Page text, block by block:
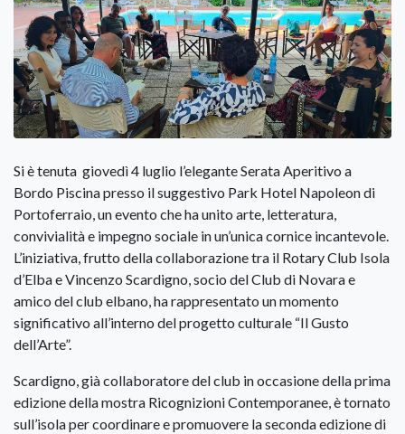
Si è tenuta giovedì 4 luglio l’elegante Serata Aperitivo a
Bordo Piscina presso il suggestivo Park Hotel Napoleon di
Portoferraio, un evento che ha unito arte, letteratura,
convivialità e impegno sociale in un’unica cornice incantevole.
L’iniziativa, frutto della collaborazione tra il Rotary Club Isola
d’Elba e Vincenzo Scardigno, socio del Club di Novara e
amico del club elbano, ha rappresentato un momento
significativo all’interno del progetto culturale “Il Gusto
dell’Arte”.
Scardigno, già collaboratore del club in occasione della prima
edizione della mostra Ricognizioni Contemporanee, è tornato
sull’isola per coordinare e promuovere la seconda edizione di